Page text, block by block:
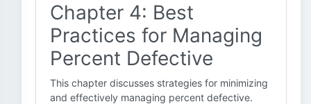
Chapter 4: Best
Practices for Managing
Percent Defective
This chapter discusses strategies for minimizing
and effectively managing percent defective.